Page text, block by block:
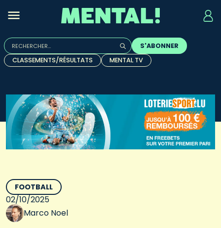
Rechercher :
Quand les résultats de l'auto-complétion sont
S'ABONNER
CLASSEMENTS/RÉSULTATS
MENTAL TV
FOOTBALL
02/10/2025
Marco Noel